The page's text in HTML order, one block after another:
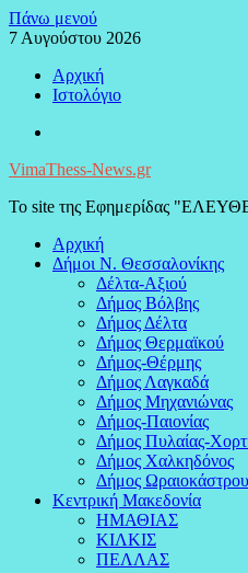
Μεταπηδήστε
στο
Πάνω μενού
7 Αυγούστου 2026
Αρχική
Ιστολόγιο
VimaThess-News.gr
Το site της Εφημερίδας
Αρχική
Δήμοι Ν. Θεσσαλονίκης
Δέλτα-Αξιού
Δήμος Βόλβης
Δήμος Δέλτα
Δήμος Θερμαϊκού
Δήμος-Θέρμης
Δήμος Λαγκαδά
Δήμος Μηχανιώνας
Δήμος-Παιονίας
Δήμος Πυλαίας-
Δήμος Χαλκηδόνος
Δήμος Ωραιοκάστρου
Κεντρική Μακεδονία
ΗΜΑΘΙΑΣ
ΚΙΛΚΙΣ
ΠΕΛΛΑΣ